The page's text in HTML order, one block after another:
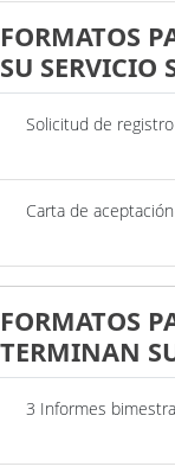
FORMATOS
SU SERVICIO
Solicitud de registro
Carta de aceptación
FORMATOS
TERMINAN
3 Informes